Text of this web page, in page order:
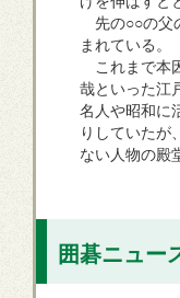
先の○○の父
まれている。
これまで本
哉といった江
名人や昭和に
りしていたが
ない人物の殿
囲碁ニュー